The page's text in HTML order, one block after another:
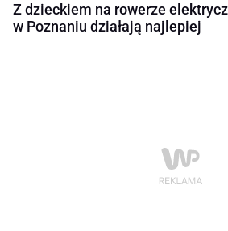
Z dzieckiem na rowerze
w Poznaniu działają najlepiej